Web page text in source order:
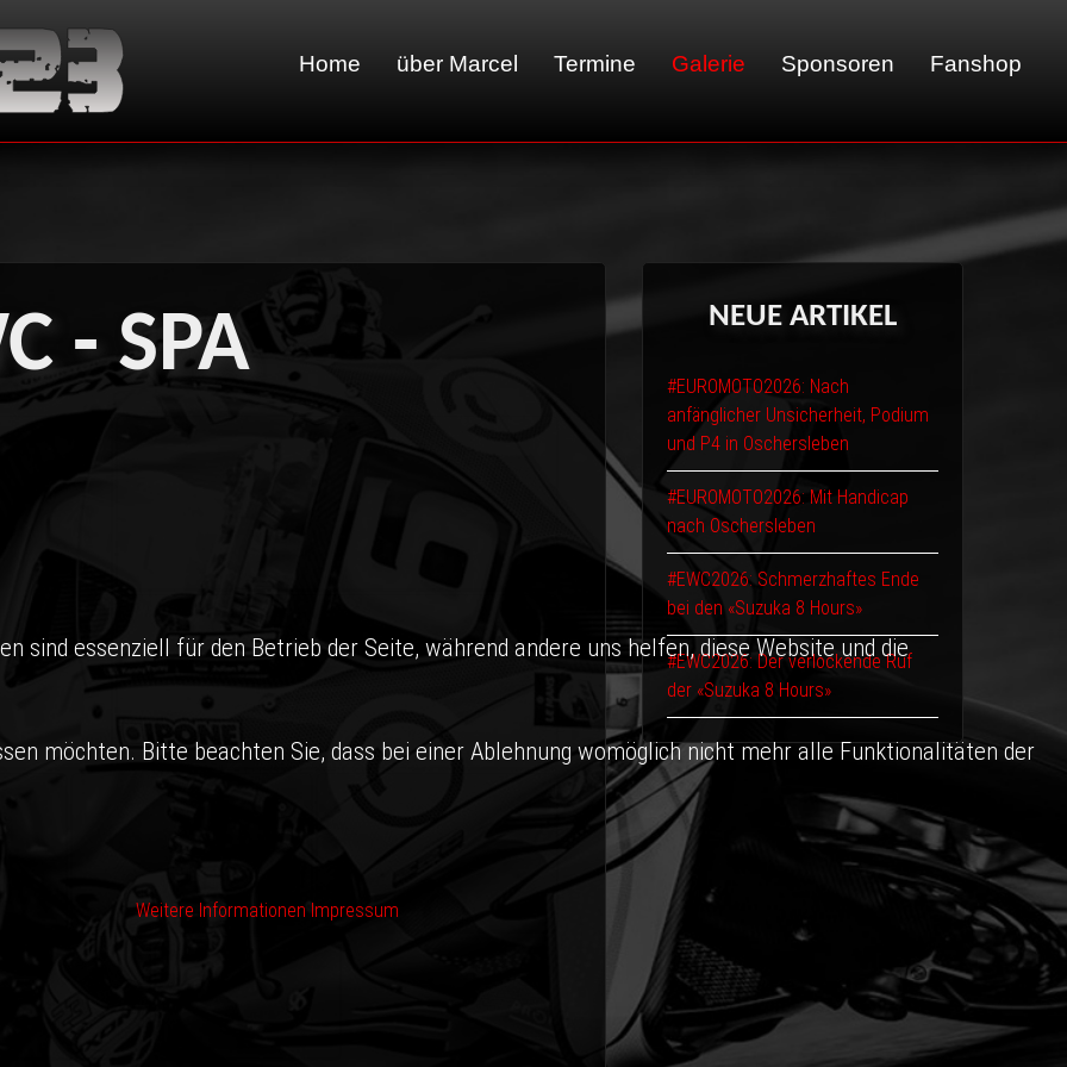
Home über Marcel Termine Galerie
04 - Spa
06 - Most
Sponsoren Fanshop
- SPA NEUE ARTIKEL
#EUROMOTO2026: Nach
anfänglicher Unsicherheit, Podium
und P4 in Oschersleben
#EUROMOTO2026: Mit Handicap
nach Oschersleben
#EWC2026: Schmerzhaftes Ende
bei den «Suzuka 8 Hours»
#EWC2026: Der verlockende Ruf
der «Suzuka 8 Hours»
sind essenziell für den Betrieb der Seite, während andere uns helfen, diese Website und die
möchten. Bitte beachten Sie, dass bei einer Ablehnung womöglich nicht mehr alle Funktionalitäten der
Weitere Informationen Impressum